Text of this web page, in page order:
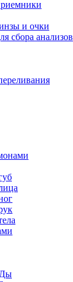
и очки
сбора анализов